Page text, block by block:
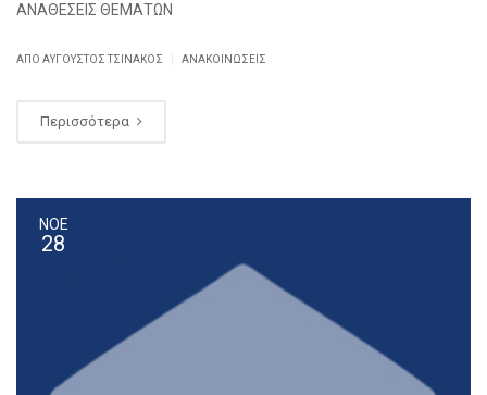
ΑΝΑΘΕΣΕΙΣ ΘΕΜΑΤΩΝ
ΑΠΌ ΑΎΓΟΥΣΤΟΣ ΤΣΙΝΆΚΟΣ ΑΝΑΚΟΙΝΏΣΕΙΣ
Περισσότερα
ΝΟΕ
28